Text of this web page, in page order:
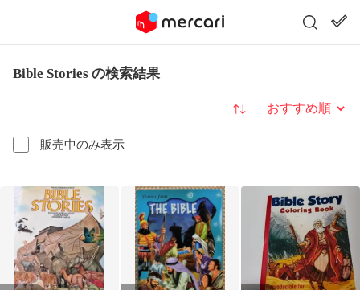
Bible Stories の検索結果
販売中のみ表示
並び替え